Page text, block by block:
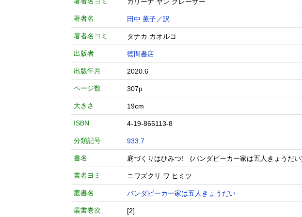
著者名 田中 薫子／訳
著者名ヨミ タナカ カオルコ
出版者 徳間書店
出版年月 2020.6
ページ数 307p
大きさ 19cm
ISBN 4-19-865113-8
分類記号 933.7
書名 庭づくりはひみつ! (バンダビーカー家は五人きょ
書名ヨミ ニワズクリ ワ ヒミツ
叢書名 バンダビーカー家は五人きょうだい
叢書巻次 [2]